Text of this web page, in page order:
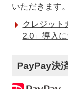
いただきます。
クレジット
2.0」導入
PayPay決